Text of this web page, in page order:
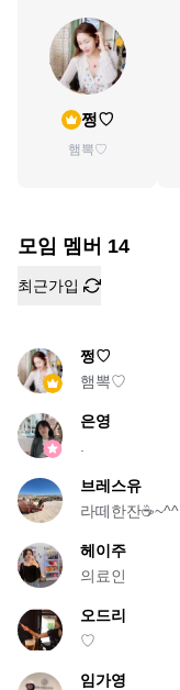
쩡♡
햄뽁♡
모임 멤버 14
최근가입
쩡♡
햄뽁♡
은영
브레스유
라떼한잔☕️~^^
헤이주
의료인
오드리
♡
임가영